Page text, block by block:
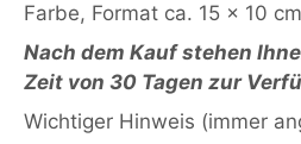
Farbe, Format ca. 15 x 10
Nach dem Kauf stehen
Zeit von 30 Tagen zur
Wichtiger Hinweis (immer